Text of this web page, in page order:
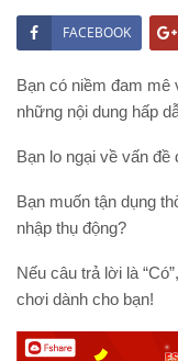
FACEBOOK
Bạn có niềm đam mê
những nội dung hấp
Bạn lo ngại về vấn
Bạn muốn tận dụng
nhập thụ động?
Nếu câu trả lời là
chơi dành cho bạn!